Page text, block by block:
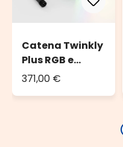
Catena Twinkly
Plus RGB e
Bianco caldo,
371,00 €